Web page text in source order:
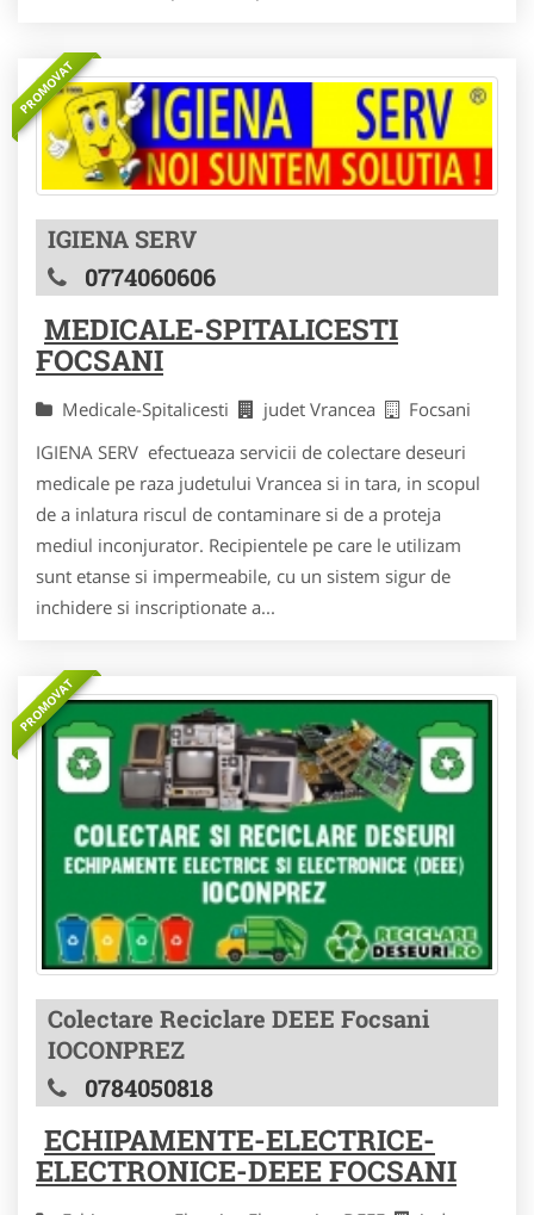
PROMOVAT
IGIENA SERV
0774060606
MEDICALE-SPITALICESTI
FOCSANI
Medicale-Spitalicesti judet Vrancea
Focsani
IGIENA SERV efectueaza servicii de colectare deseuri
medicale pe raza judetului Vrancea si in tara, in scopul
de a inlatura riscul de contaminare si de a proteja
mediul inconjurator. Recipientele pe care le utilizam
sunt etanse si impermeabile, cu un sistem sigur de
inchidere si inscriptionate a...
PROMOVAT
Colectare Reciclare DEEE Focsani
IOCONPREZ
0784050818
ECHIPAMENTE-ELECTRICE-
ELECTRONICE-DEEE FOCSANI